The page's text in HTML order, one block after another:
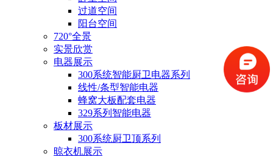
过道空间
阳台空间
720°全景
实景欣赏
电器展示
300系统智能厨卫电器系列
线性/条型智能电器
蜂窝大板配套电器
329系列智能电器
板材展示
300系统厨卫顶系列
晾衣机展示